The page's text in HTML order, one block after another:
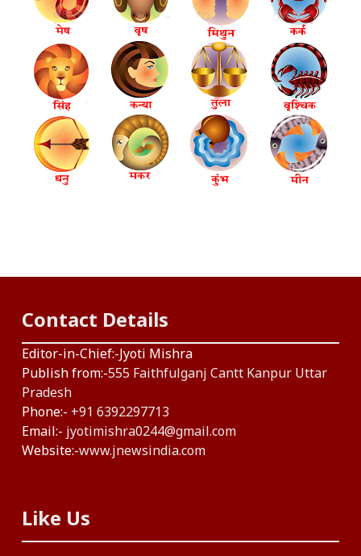
Contact Details
Editor-in-Chief:-Jyoti Mishra
Publish from:-555 Faithfulganj Cantt Kanpur Uttar
Pradesh
Phone:- +91 6392297713
Email:- jyotimishra0244@gmail.com
Website:-www.jnewsindia.com
Like Us